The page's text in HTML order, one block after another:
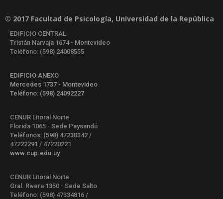
© 2017 Facultad de Psicología, Universidad de la República
EDIFICIO CENTRAL
Tristán Narvaja 1674 - Montevideo
Teléfono: (598) 24008555
EDIFICIO ANEXO
Mercedes 1737 - Montevideo
Teléfono: (598) 24092227
CENUR Litoral Norte
Florida 1065 - Sede Paysandú
Teléfonos: (598) 47238342 /
47222291 / 47220221
www.cup.edu.uy
CENUR Litoral Norte
Gral. Rivera 1350 - Sede Salto
Teléfono: (598) 47334816 /